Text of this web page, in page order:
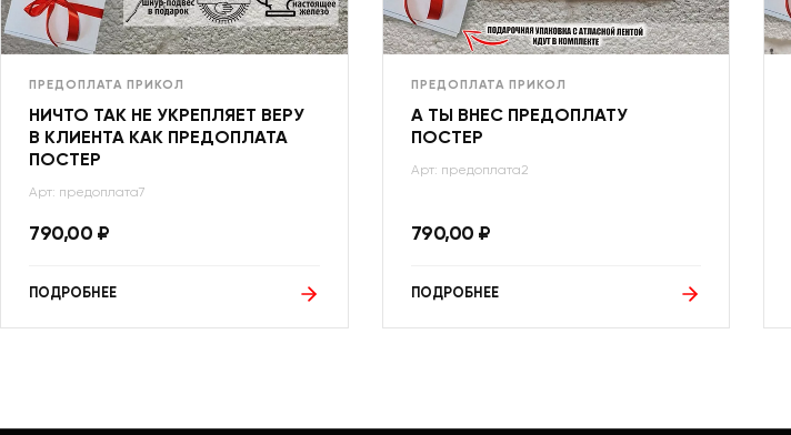
ПРЕДОПЛАТА ПРИКОЛ
НИЧТО ТАК НЕ УКРЕПЛЯЕТ ВЕРУ
В КЛИЕНТА КАК ПРЕДОПЛАТА
ПОСТЕР
Арт: предоплата7
790,00 ₽
ПОДРОБНЕЕ
ПРЕДОПЛАТА ПРИКОЛ
А ТЫ ВНЕС ПРЕДОПЛАТУ
ПОСТЕР
Арт: предоплата2
790,00 ₽
ПОДРОБНЕЕ